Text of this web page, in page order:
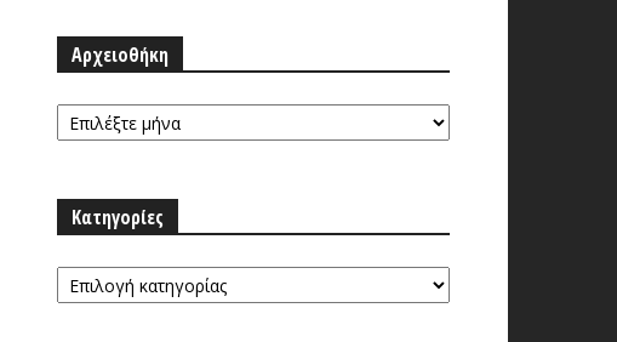
Αρχειοθήκη
Αρχειοθήκη
Κατηγορίες
Κατηγορίες